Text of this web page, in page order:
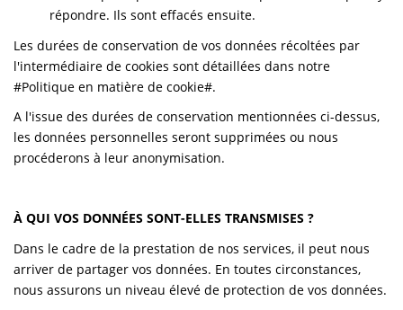
répondre. Ils sont effacés ensuite.
Les durées de conservation de vos données récoltées par
l'intermédiaire de cookies sont détaillées dans notre
#Politique en matière de cookie#.
A l'issue des durées de conservation mentionnées ci-dessus,
les données personnelles seront supprimées ou nous
procéderons à leur anonymisation.
À QUI VOS DONNÉES SONT-ELLES TRANSMISES ?
Dans le cadre de la prestation de nos services, il peut nous
arriver de partager vos données. En toutes circonstances,
nous assurons un niveau élevé de protection de vos données.